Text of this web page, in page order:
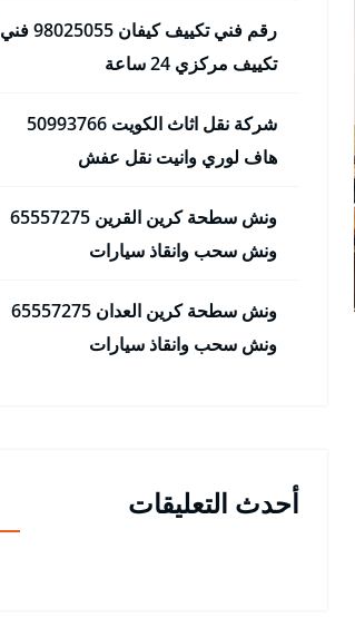
رقم فني تكييف كيفان 98025055 فني
تكييف مركزي 24 ساعة
شركة نقل اثاث الكويت 50993766
هاف لوري وانيت نقل عفش
ونش سطحة كرين القرين 65557275
ونش سحب وانقاذ سيارات
ونش سطحة كرين العدان 65557275
ونش سحب وانقاذ سيارات
أحدث التعليقات